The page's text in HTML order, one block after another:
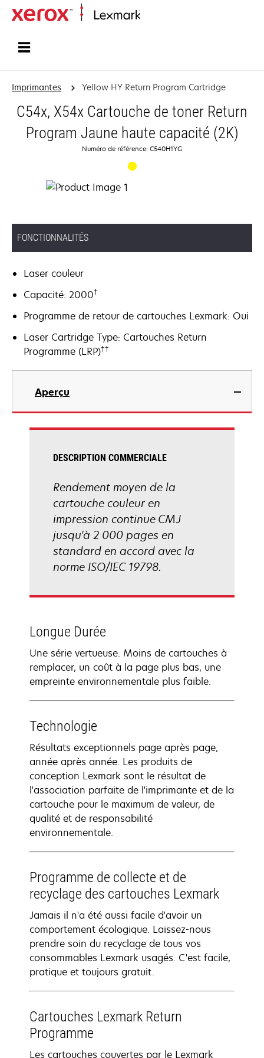
Imprimantes Yellow HY Return Program Cartridge
C54x, X54x Cartouche de toner Return
Program Jaune haute capacité (2K)
Numéro de référence: C540H1YG
FONCTIONNALITÉS
Laser couleur
Capacité: 2000†
Programme de retour de cartouches Lexmark: Oui
Laser Cartridge Type: Cartouches Return
Programme (LRP)††
Aperçu
DESCRIPTION COMMERCIALE
Rendement moyen de la
cartouche couleur en
impression continue CMJ
jusqu'à 2 000 pages en
standard en accord avec la
norme ISO/IEC 19798.
Longue Durée
Une série vertueuse. Moins de cartouches à
remplacer, un coût à la page plus bas, une
empreinte environnementale plus faible.
Technologie
Résultats exceptionnels page après page,
année après année. Les produits de
conception Lexmark sont le résultat de
l'association parfaite de l'imprimante et de la
cartouche pour le maximum de valeur, de
qualité et de responsabilité
environnementale.
Programme de collecte et de
recyclage des cartouches Lexmark
Jamais il n'a été aussi facile d'avoir un
comportement écologique. Laissez-nous
prendre soin du recyclage de tous vos
consommables Lexmark usagés. C'est facile,
pratique et toujours gratuit.
Cartouches Lexmark Return
Programme
Les cartouches couvertes par le Lexmark